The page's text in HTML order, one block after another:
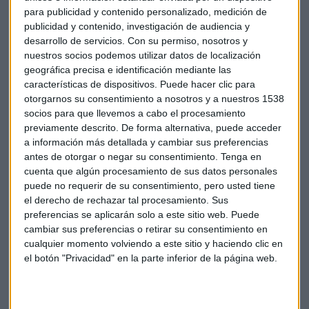
para publicidad y contenido personalizado, medición de
publicidad y contenido, investigación de audiencia y
desarrollo de servicios. Con su permiso, nosotros y
nuestros socios podemos utilizar datos de localización
geográfica precisa e identificación mediante las
características de dispositivos. Puede hacer clic para
otorgarnos su consentimiento a nosotros y a nuestros 1538
socios para que llevemos a cabo el procesamiento
previamente descrito. De forma alternativa, puede acceder
a información más detallada y cambiar sus preferencias
antes de otorgar o negar su consentimiento. Tenga en
cuenta que algún procesamiento de sus datos personales
puede no requerir de su consentimiento, pero usted tiene
el derecho de rechazar tal procesamiento. Sus
preferencias se aplicarán solo a este sitio web. Puede
cambiar sus preferencias o retirar su consentimiento en
cualquier momento volviendo a este sitio y haciendo clic en
el botón "Privacidad" en la parte inferior de la página web.
Por su parte, las concesiones en funcionamiento con las que
cuenta Abengoa en el país sudamericano siguen su curso y
están operando normalmente.
En Brasil, Abengoa ha acometido en los últimos años 11
proyectos de líneas de transmisión eléctrica, sumando más
de 6.100 kilómetros de líneas, y realizado proyectos de
infraestructuras.
Abengoa está negociando actualmente con la banca
acreedora una inyección de liquidez que necesita de manera
inmediata para cubrir sus necesidades financieras en este
final de año y que le permita mantener su actividad durante
el primer trimestre de 2016.
Economía Abengoa Finanzas